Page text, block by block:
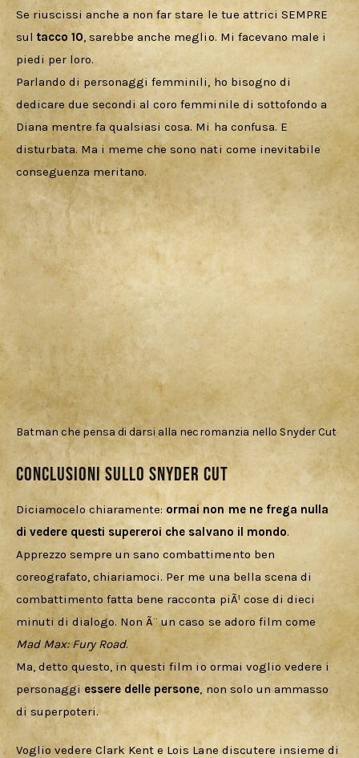
Se riuscissi anche a non far stare le tue attrici SEMPRE
sul tacco 10 , sarebbe anche meglio. Mi facevano male i
piedi per loro.
Parlando di personaggi femminili, ho bisogno di
dedicare due secondi al coro femminile di sottofondo a
Diana mentre fa qualsiasi cosa. Mi ha confusa. E
disturbata. Ma i meme che sono nati come inevitabile
conseguenza meritano.
Batman che pensa di darsi alla necromanzia nello Snyder Cut
Conclusioni sullo Snyder Cut
Diciamocelo chiaramente: ormai non me ne frega nulla
di vedere questi supereroi che salvano il mondo.
Apprezzo sempre un sano combattimento ben
coreografato, chiariamoci. Per me una bella scena di
combattimento fatta bene racconta piÃ¹ cose di dieci
minuti di dialogo. Non Ã¨ un caso se adoro film come
Mad Max: Fury Road.
Ma, detto questo, in questi film io ormai voglio vedere i
personaggi essere delle persone, non solo un ammasso
di superpoteri.
Voglio vedere Clark Kent e Lois Lane discutere insieme di